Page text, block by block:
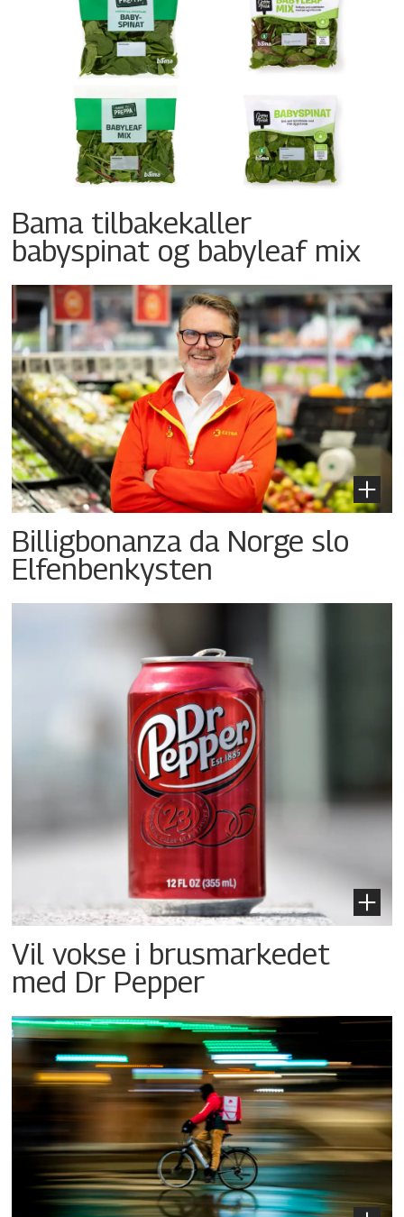
Bama tilbakekaller
babyspinat og babyleaf mix
Billigbonanza da Norge slo
Elfenbenkysten
Vil vokse i brusmarkedet
med Dr Pepper